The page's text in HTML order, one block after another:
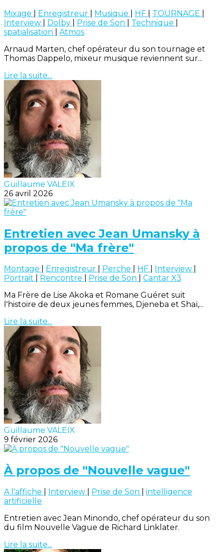
Mixage Enregistreur Musique HF TOURNAGE
Interview
Dolby Prise de Son Technique
spatialisation
Atmos
Arnaud Marten, chef opérateur du son tournage et
Thomas Dappelo, mixeur musique reviennent sur...
Lire la suite...
Guillaume VALEIX
26 avril 2026
Entretien avec Jean Umansky à
propos de "Ma frère"
Montage Enregistreur Perche HF Interview
Portrait
Rencontre Prise de Son
Cantar X3
Ma Frère de Lise Akoka et Romane Guéret suit
l'histoire de deux jeunes femmes, Djeneba et Shaï,...
Lire la suite...
Guillaume VALEIX
9 février 2026
À propos de "Nouvelle vague"
A l'affiche Interview Prise de Son
intelligence
artificielle
Entretien avec Jean Minondo, chef opérateur du son
du film Nouvelle Vague de Richard Linklater.
Lire la suite...